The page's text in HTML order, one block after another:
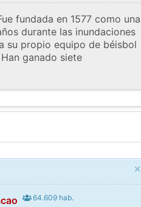
fundada en 1577 como una
durante las inundaciones
su propio equipo de béisbol
ganado siete
×
64.609 hab.